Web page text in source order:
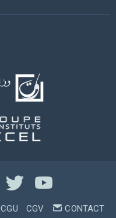
CGU CGV CONTACT